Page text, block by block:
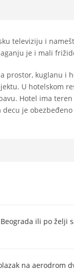
televiziju i
je i mali
prostor, kuglanu i
U hotelskom
Hotel ima
je
ili po želji
na aerodrom